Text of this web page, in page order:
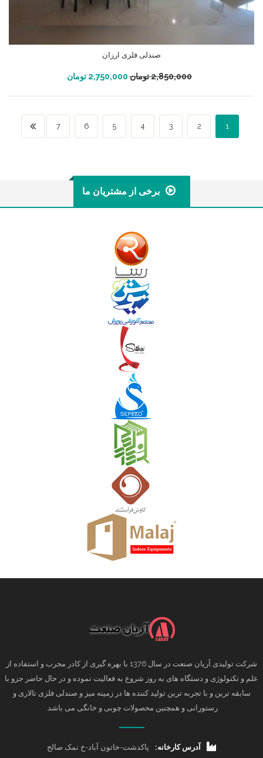
صندلی فلزی ارزان
2,850,000تومان 2,750,000 تومان افزودن به سبد خرید
1
2
3
4
5
6
7
برخی از مشتریان ما
شرکت تولیدی آریان صنعت در سال 1376 با بهره گیری از کادر مجرب و استفاده از
علم و تکنولوژی و دستگاه های به روز شروع به فعالیت نموده و در حال حاضر جزو با
سابقه ترین و با تجربه ترین تولید کننده ها در زمینه میز و صندلی فلزی تالاری و
رستورانی و همچنین محصولات چوبی و خانگی می باشد.
آدرس کارخانه: پاکدشت-خاتون آباد-خ نمک صالح